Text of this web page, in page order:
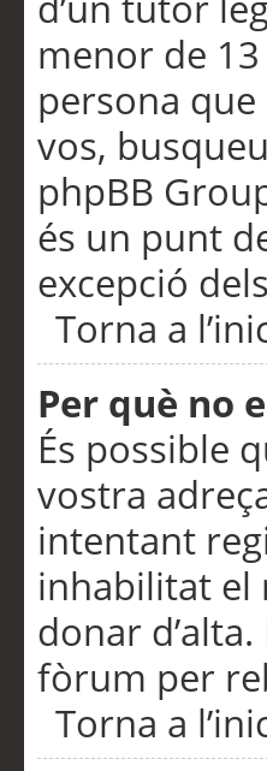
menor de
persona
vos,
phpBB
és un punt
excepció
Torna a
Per què no
És possible
vostra
intentant
inhabilitat el
donar
fòrum per
Torna a